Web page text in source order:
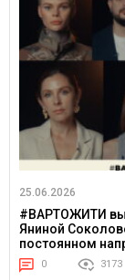
25.06.2026
#ВАРТОЖИТИ
Яниной
постоянном
0 3173